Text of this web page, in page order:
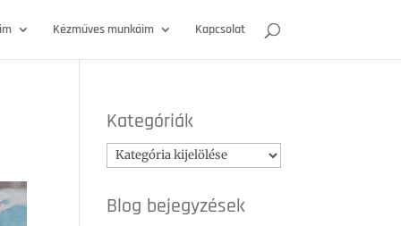
Kézműves munkáim Kapcsolat
Kategóriák
Kategóriák
Blog bejegyzések